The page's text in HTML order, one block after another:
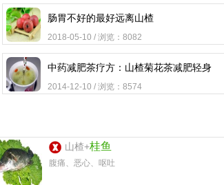
肠胃不好的最好远离山楂
2018-05-10 / 浏览：8082
中药减肥茶疗方：山楂菊花茶减肥轻身
2014-12-10 / 浏览：8574
山楂+桂鱼
腹痛、恶心、呕吐